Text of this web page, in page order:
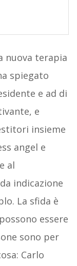
nuova terapia
spiegato
e ad di
e
insieme
angel e
al
indicazione
La sfida è
essere
sono per
Carlo